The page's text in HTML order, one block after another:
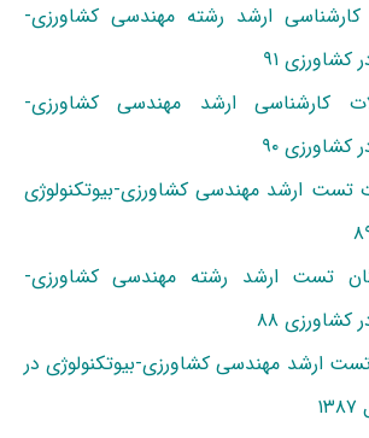
کارشناسی ارشد رشته مهندسی کشاورزی-
کشاورزی ۹۱
کارشناسی ارشد مهندسی کشاورزی-
کشاورزی ۹۰
تست ارشد مهندسی کشاورزی-بیوتکنولوژی
تست ارشد رشته مهندسی کشاورزی-
کشاورزی ۸۸
ارشد مهندسی کشاورزی-بیوتکنولوژی در